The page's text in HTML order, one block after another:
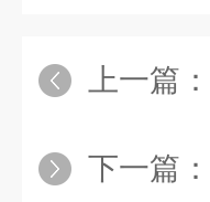
上一篇：
下一篇：